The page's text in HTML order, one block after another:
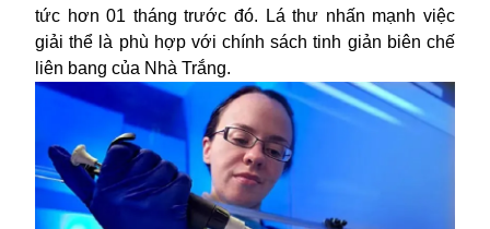
tức hơn 01 tháng trước đó. Lá thư nhấn mạnh việc
giải thể là phù hợp với chính sách tinh giản biên chế
liên bang của Nhà Trắng.